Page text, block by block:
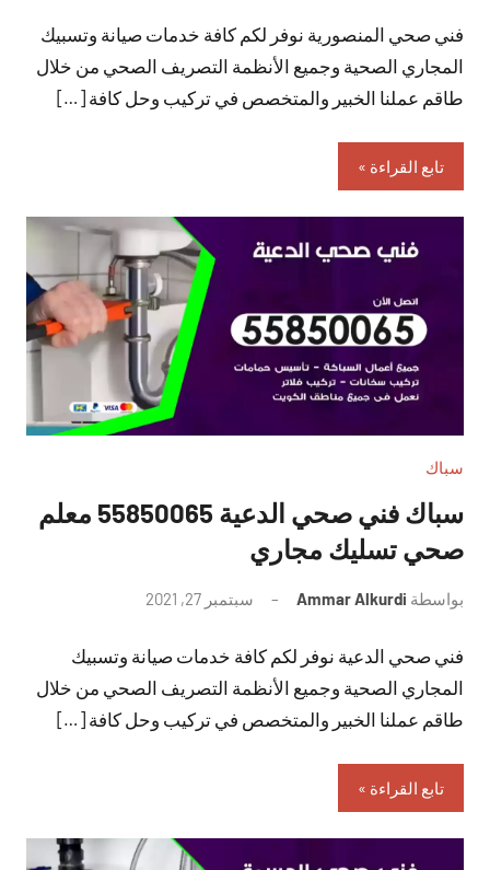
تعليقات
فني صحي المنصورية نوفر لكم كافة خدمات صيانة وتسبيك
المجاري الصحية وجميع الأنظمة التصريف الصحي من خلال
طاقم عملنا الخبير والمتخصص في تركيب وحل كافة […]
تابع القراءة
سباك
سباك فني صحي الدعية 55850065 معلم
صحي تسليك مجاري
بواسطة Ammar Alkurdi سبتمبر 27, 2021
تعليقات
فني صحي الدعية نوفر لكم كافة خدمات صيانة وتسبيك
المجاري الصحية وجميع الأنظمة التصريف الصحي من خلال
طاقم عملنا الخبير والمتخصص في تركيب وحل كافة […]
تابع القراءة